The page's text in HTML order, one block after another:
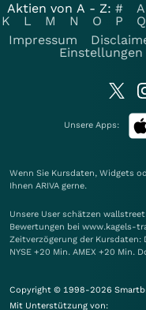
Aktien von A - Z: # A
K
L M N O P Q
Impressum
Einstellungen
Unsere Apps:
Wenn Sie Kursdaten, Widgets
Ihnen ARIVA gerne.
Unsere User schätzen
Bewertungen bei www.kagels-
Zeitverzögerung der Kursdaten:
NYSE +20 Min. AMEX +20 Min.
Copyright © 1998-2026
Mit Unterstützung von: